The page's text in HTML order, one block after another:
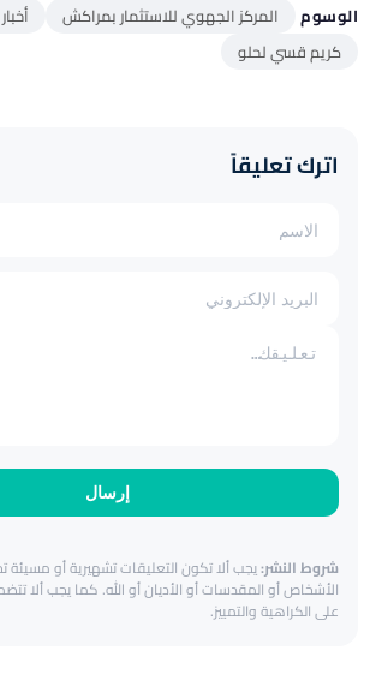
الوسوم المركز الجهوي للاستثمار بمراكش
كريم قسي لحلو
اترك تعليقاً
إرسال
شروط النشر:يجب ألا تكون التعليقات تشهيرية أو مسيئة
الأشخاص أو المقدسات أو الأديان أو الله. كما يجب ألا
على الكراهية والتمييز.